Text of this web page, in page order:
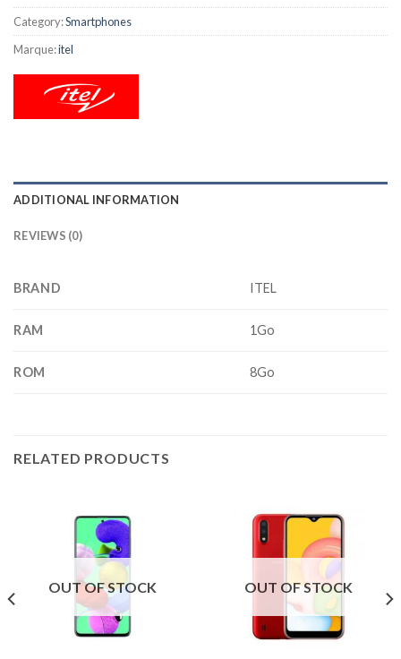
Category:Smartphones
Marque:itel
ADDITIONAL INFORMATION
REVIEWS (0)
BRAND ITEL
RAM 1Go
ROM 8Go
RELATED PRODUCTS
OUT OF STOCK OUT OF STOCK